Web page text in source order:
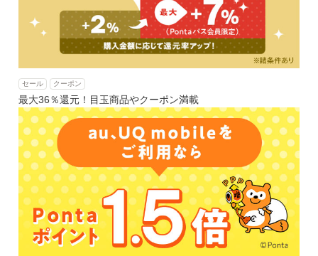
セール クーポン
最大36％還元！目玉商品やクーポン満載